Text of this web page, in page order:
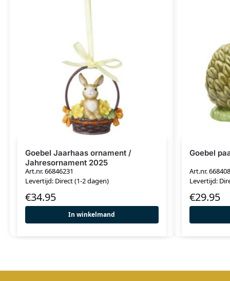
Goebel Jaarhaas ornament /
Jahresornament 2025
Art.nr. 66846231
Levertijd: Direct (1-2 dagen)
€34.95
In winkelmand
Goebel
Art.nr.
Levertijd:
€29.95